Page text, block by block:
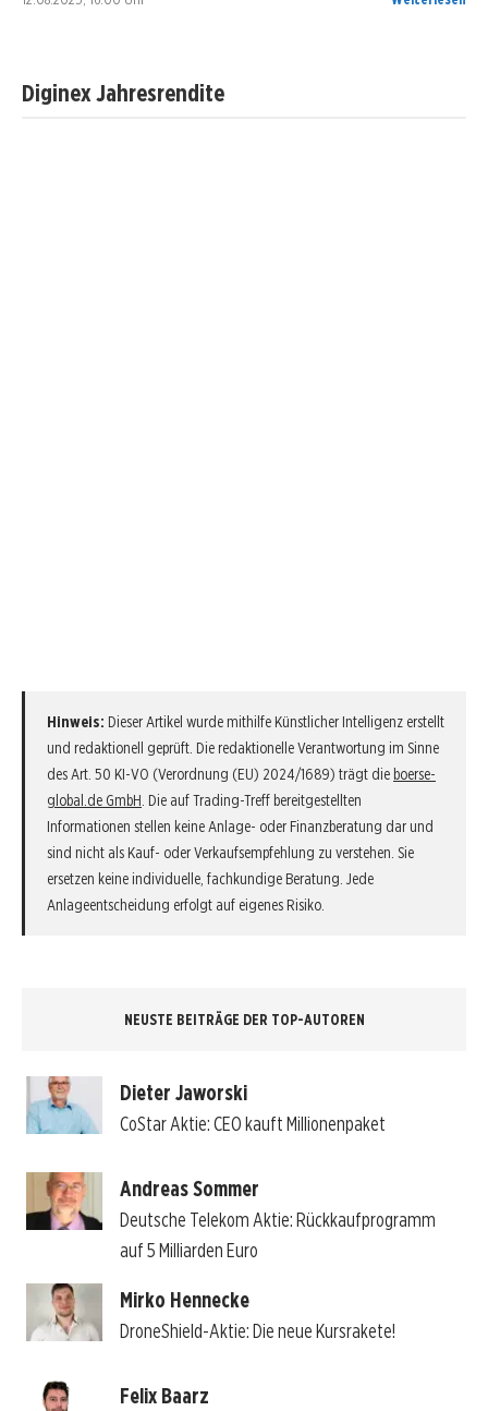
Diginex Jahresrendite
Hinweis: Dieser Artikel wurde mithilfe Künstlicher Intelligenz erstellt
und redaktionell geprüft. Die redaktionelle Verantwortung im Sinne
des Art. 50 KI-VO (Verordnung (EU) 2024/1689) trägt die boerse-
global.de GmbH. Die auf Trading-Treff bereitgestellten
Informationen stellen keine Anlage- oder Finanzberatung dar und
sind nicht als Kauf- oder Verkaufsempfehlung zu verstehen. Sie
ersetzen keine individuelle, fachkundige Beratung. Jede
Anlageentscheidung erfolgt auf eigenes Risiko.
NEUSTE BEITRÄGE DER TOP-AUTOREN
Dieter Jaworski
CoStar Aktie: CEO kauft Millionenpaket
Andreas Sommer
Deutsche Telekom Aktie: Rückkaufprogramm
auf 5 Milliarden Euro
Mirko Hennecke
DroneShield-Aktie: Die neue Kursrakete!
Felix Baarz